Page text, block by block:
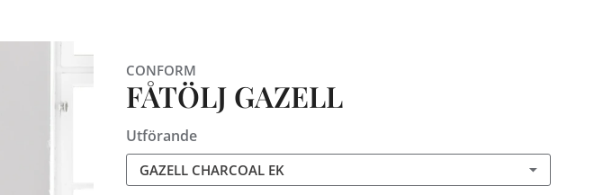
CONFORM
FÅTÖLJ GAZELL
Utförande
GAZELL CHARCOAL EK